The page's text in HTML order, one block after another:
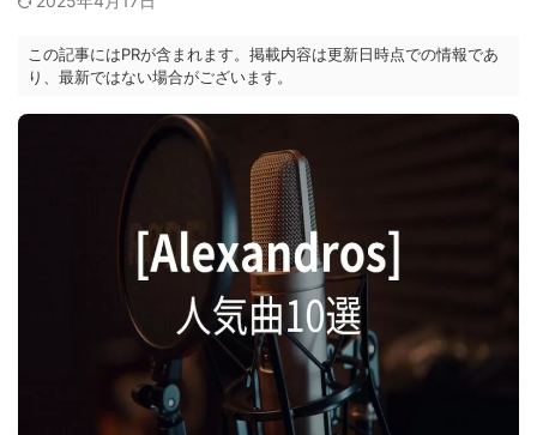
この記事にはPRが含まれます。掲載内容は更新日時点での情報であ
り、最新ではない場合がございます。